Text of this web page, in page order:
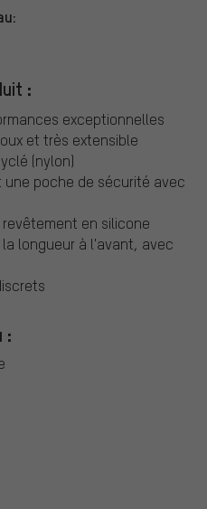
:
exceptionnelles
et très extensible
(nylon)
poche de sécurité avec
en silicone
longueur à l'avant, avec
: